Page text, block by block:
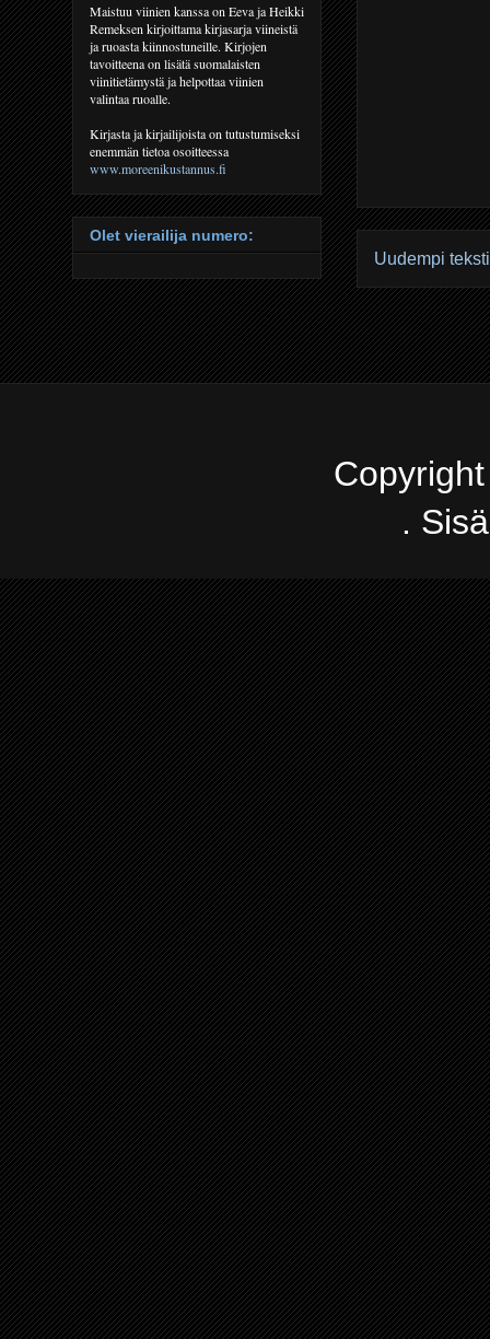
Uudempi teksti
Maistuu viinien kanssa on Eeva ja Heikki
Remeksen kirjoittama kirjasarja viineistä
ja ruoasta kiinnostuneille. Kirjojen
tavoitteena on lisätä suomalaisten
viinitietämystä ja helpottaa viinien
valintaa ruoalle.
Kirjasta ja kirjailijoista on tutustumiseksi
enemmän tietoa osoitteessa
www.moreenikustannus.fi
Olet vierailija numero:
.